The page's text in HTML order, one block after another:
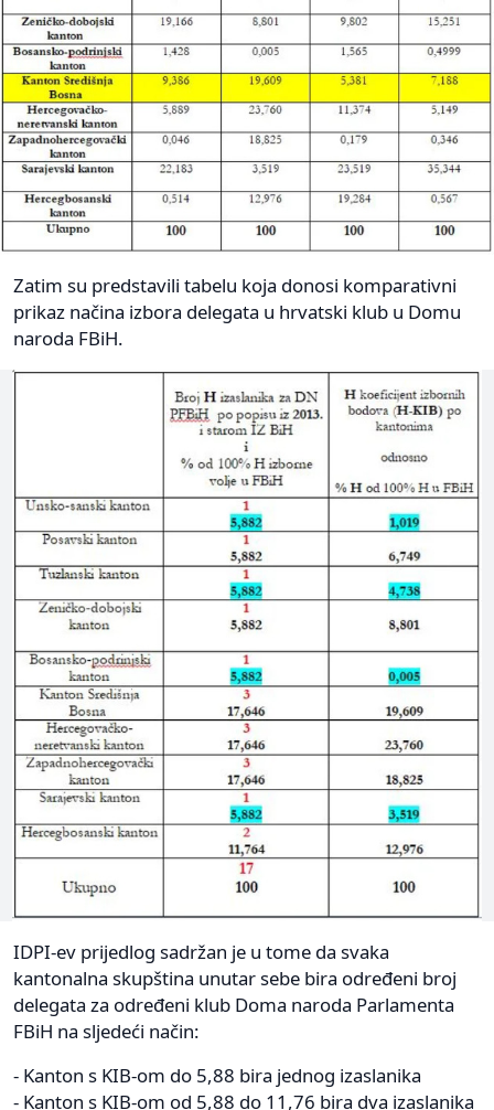
Zatim su predstavili tabelu koja donosi komparativni
prikaz načina izbora delegata u hrvatski klub u Domu
naroda FBiH.
IDPI-ev prijedlog sadržan je u tome da svaka
kantonalna skupština unutar sebe bira određeni broj
delegata za određeni klub Doma naroda Parlamenta
FBiH na sljedeći način:
- Kanton s KIB-om do 5,88 bira jednog izaslanika
- Kanton s KIB-om od 5,88 do 11,76 bira dva izaslanika